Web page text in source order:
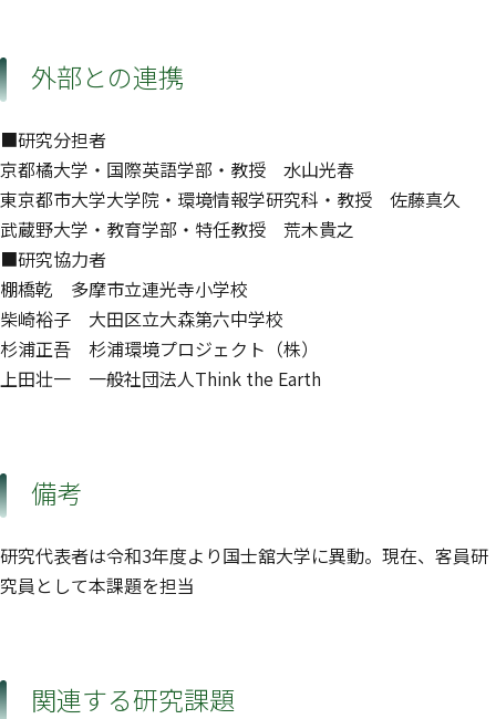
外部との連携
■研究分担者
京都橘大学・国際英語学部・教授 水山光春
東京都市大学大学院・環境情報学研究科・教授 佐藤真久
武蔵野大学・教育学部・特任教授 荒木貴之
■研究協力者
棚橋乾 多摩市立連光寺小学校
柴崎裕子 大田区立大森第六中学校
杉浦正吾 杉浦環境プロジェクト（株）
上田壮一 一般社団法人Think the Earth
備考
研究代表者は令和3年度より国士舘大学に異動。現在、客員研
究員として本課題を担当
関連する研究課題